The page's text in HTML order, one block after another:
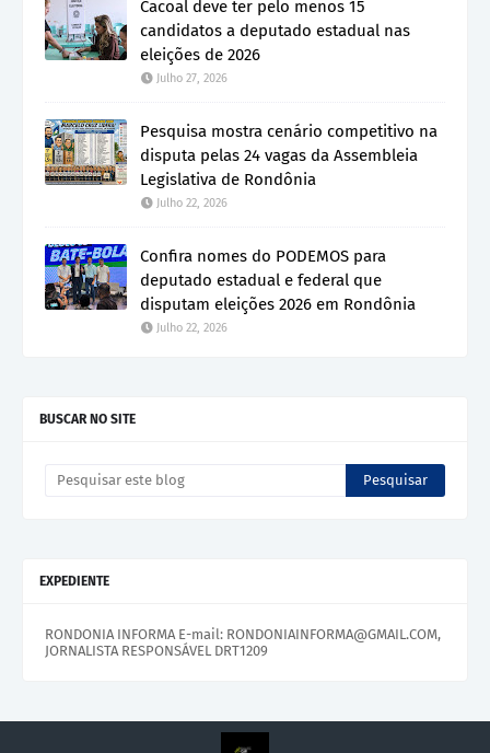
Cacoal deve ter pelo menos 15
candidatos a deputado estadual nas
eleições de 2026
Julho 27, 2026
Pesquisa mostra cenário competitivo na
disputa pelas 24 vagas da Assembleia
Legislativa de Rondônia
Julho 22, 2026
Confira nomes do PODEMOS para
deputado estadual e federal que
disputam eleições 2026 em Rondônia
Julho 22, 2026
BUSCAR NO SITE
EXPEDIENTE
RONDONIA INFORMA E-mail: RONDONIAINFORMA@GMAIL.COM,
JORNALISTA RESPONSÁVEL DRT1209